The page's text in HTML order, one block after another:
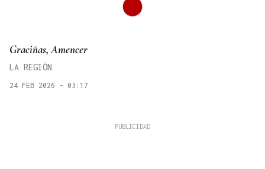
Graciñas, Amencer
LA REGIÓN
24 FEB 2026 - 03:17